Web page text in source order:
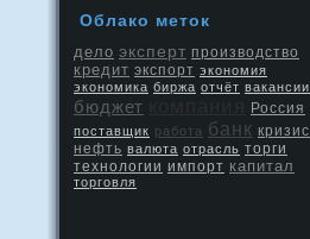
Облако меток
дело эксперт производство
кредит экспорт экономия
экономика биржа отчёт вакансии
бюджет Россия
поставщик работа банк кризис
нефть валюта отрасль торги
технологии импорт капитал
торговля